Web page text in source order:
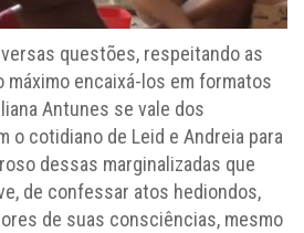
questões, respeitando as
máximo encaixá-los em formatos
Antunes se vale dos
o cotidiano de Leid e Andreia para
dessas marginalizadas que
de confessar atos hediondos,
de suas consciências, mesmo